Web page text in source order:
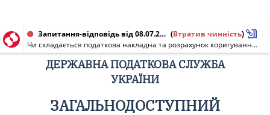
Запитання-відповідь від 08.07.2020 (Втратив чинність)
Чи складається податкова накладна та розрахунок коригування до податкової накладної за операцією з виконання підрядних будівельних робіт у разі, якщо замовник відмовився підписувати акт виконаних робіт? [Діяло до 01.04.2023]
ДЕРЖАВНА ПОДАТКОВА СЛУЖБА
УКРАЇНИ
ЗАГАЛЬНОДОСТУПНИЙ